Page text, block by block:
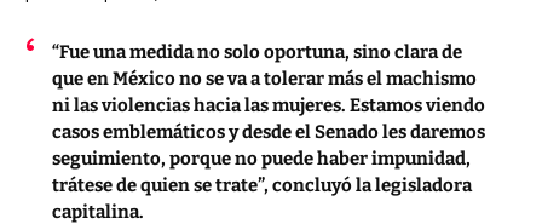
“Fue una medida no solo oportuna, sino clara de
que en México no se va a tolerar más el machismo
ni las violencias hacia las mujeres. Estamos viendo
casos emblemáticos y desde el Senado les daremos
seguimiento, porque no puede haber impunidad,
trátese de quien se trate”, concluyó la legisladora
capitalina.